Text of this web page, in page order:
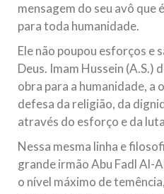
mensagem do seu avô que
para toda humanidade.
Ele não poupou esforços e
Deus. Imam Hussein (A.S.)
obra para a humanidade, a
defesa da religião, da
através do esforço e da
Nessa mesma linha e
grande irmão Abu Fadl Al-
o nível máximo de